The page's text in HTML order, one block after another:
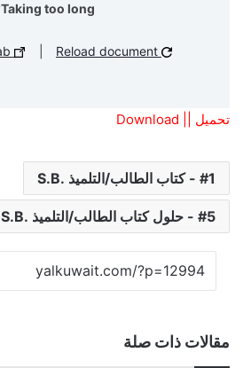
Taking too long?
تحميل || Download
1 - كتاب الطالب/التلميذ .S.B
5 - حلول كتاب الطالب/التلميذ .S.B
مقالات ذات صلة